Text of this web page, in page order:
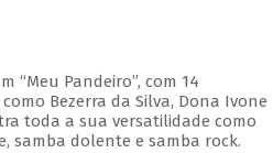
“Meu Pandeiro”, com 14
Bezerra da Silva, Dona Ivone
toda a sua versatilidade como
samba dolente e samba rock.